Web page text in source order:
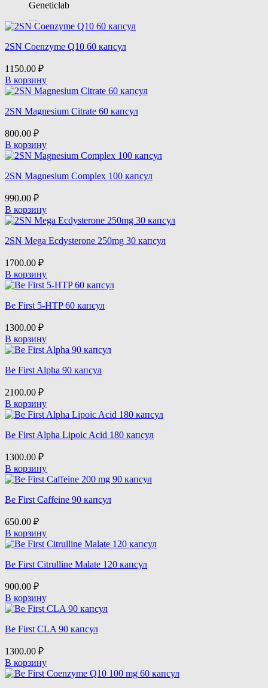
Geneticlab
Maxler
NOW
Nature's Way
Optimum Nutrition
SPORTINIA
Scitec Nutrition
Siberian Nutrogunz
2SN Coenzyme Q10 60 капсул
1150.00 ₽
В корзину
2SN Magnesium Citrate 60 капсул
800.00 ₽
В корзину
2SN Magnesium Complex 100 капсул
990.00 ₽
В корзину
2SN Mega Ecdysterone 250mg 30 капсул
1700.00 ₽
В корзину
Be First 5-HTP 60 капсул
1300.00 ₽
В корзину
Be First Alpha 90 капсул
2100.00 ₽
В корзину
Be First Alpha Lipoic Acid 180 капсул
1300.00 ₽
В корзину
Be First Caffeine 90 капсул
650.00 ₽
В корзину
Be First Citrulline Malate 120 капсул
900.00 ₽
В корзину
Be First CLA 90 капсул
1300.00 ₽
В корзину